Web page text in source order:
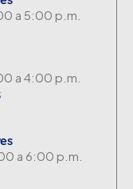
a 5:00 p.m.
a 4:00 p.m.
a 6:00 p.m.